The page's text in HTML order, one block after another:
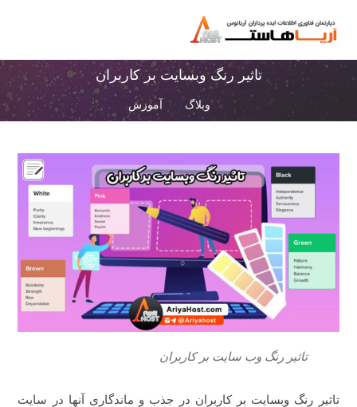
تاثیر رنگ وبسایت بر کاربران
وبلاگ آموزش
تاثیر رنگ وب سایت بر کاربران
تاثیر رنگ وبسایت بر کاربران در جذب و ماندگاری آنها در سایت